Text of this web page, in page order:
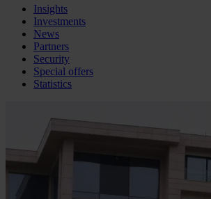
Insights
Investments
News
Partners
Security
Special offers
Statistics